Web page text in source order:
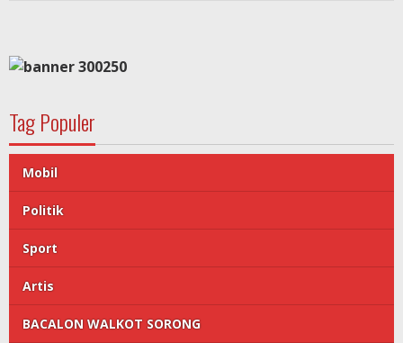
Tag Populer
Mobil
Politik
Sport
Artis
BACALON WALKOT SORONG